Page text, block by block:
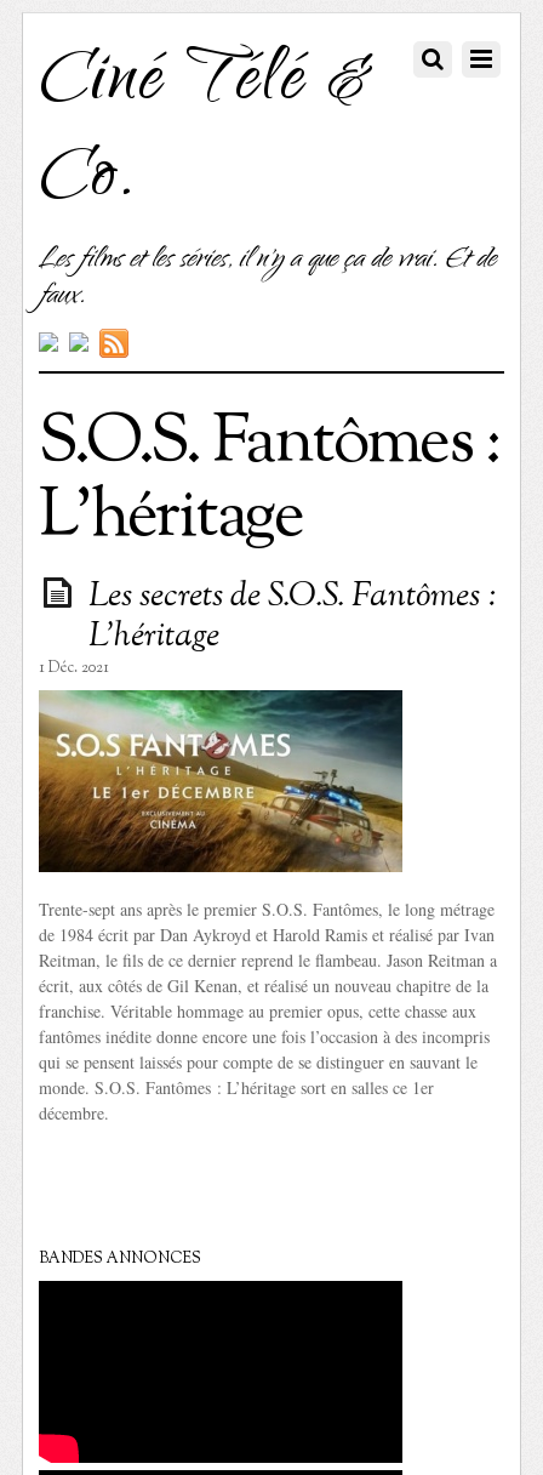
Ciné Télé &
Co.
Les films et les séries, il n'y a que ça de vrai. Et de
faux.
S.O.S. Fantômes :
L’héritage
Les secrets de S.O.S. Fantômes :
L’héritage
1 Déc. 2021
Trente-sept ans après le premier S.O.S. Fantômes, le long métrage
de 1984 écrit par Dan Aykroyd et Harold Ramis et réalisé par Ivan
Reitman, le fils de ce dernier reprend le flambeau. Jason Reitman a
écrit, aux côtés de Gil Kenan, et réalisé un nouveau chapitre de la
franchise. Véritable hommage au premier opus, cette chasse aux
fantômes inédite donne encore une fois l’occasion à des incompris
qui se pensent laissés pour compte de se distinguer en sauvant le
monde. S.O.S. Fantômes : L’héritage sort en salles ce 1er
décembre.
BANDES ANNONCES